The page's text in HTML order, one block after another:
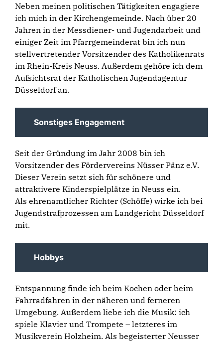
Neben meinen politischen Tätigkeiten engagiere
ich mich in der Kirchengemeinde. Nach über 20
Jahren in der Messdiener- und Jugendarbeit und
einiger Zeit im Pfarrgemeinderat bin ich nun
stellvertretender Vorsitzender des Katholikenrats
im Rhein-Kreis Neuss. Außerdem gehöre ich dem
Aufsichtsrat der Katholischen Jugendagentur
Düsseldorfan.
Sonstiges Engagement
Seit der Gründung im Jahr 2008 bin ich
Vorsitzender des Fördervereins Nüsser Pänz e.V.
Dieser Verein setzt sich für schönere und
attraktivere Kinderspielplätze in Neuss ein.
Als ehrenamtlicher Richter (Schöffe) wirke ich bei
Jugendstrafprozessen am Landgericht Düsseldorf
mit.
Hobbys
Entspannung finde ich beim Kochen oder beim
Fahrradfahren in der näheren und ferneren
Umgebung. Außerdem liebe ich die Musik: ich
spiele Klavier und Trompete – letzteres im
Musikverein Holzheim. Als begeisterter Neusser